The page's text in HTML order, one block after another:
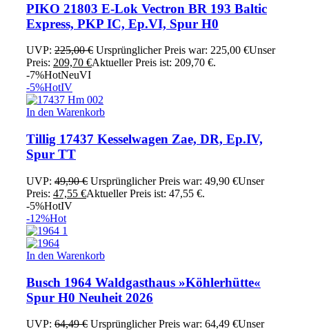
PIKO 21803 E-Lok Vectron BR 193 Baltic
Express, PKP IC, Ep.VI, Spur H0
UVP: 225,00€ Ursprünglicher Preis war: 225,00 €Unser
Preis: 209,70 €Aktueller Preis ist: 209,70 €.
-7%HotNeuVI
-5%HotIV
In den Warenkorb
Tillig 17437 Kesselwagen Zae, DR, Ep.IV,
Spur TT
UVP: 49,90€ Ursprünglicher Preis war: 49,90 €Unser
Preis: 47,55 €Aktueller Preis ist: 47,55 €.
-5%HotIV
-12%Hot
In den Warenkorb
Busch 1964 Waldgasthaus »Köhlerhütte«
Spur H0 Neuheit 2026
UVP: 64,49€ Ursprünglicher Preis war: 64,49 €Unser